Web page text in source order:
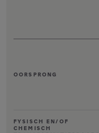
OORSPRONG
FYSISCH EN/OF
CHEMISCH